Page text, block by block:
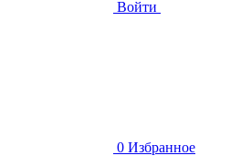
Войти
0 Избранное